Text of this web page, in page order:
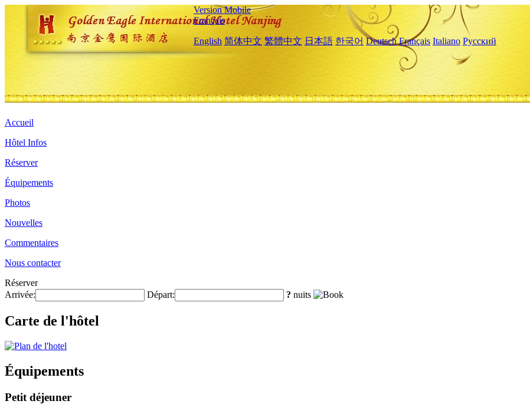
Version Mobile
Français
English 简体中文 繁體中文 日本語 한국어 Deutsch Français Italiano Русский
Accueil
Hôtel Infos
Réserver
Équipements
Photos
Nouvelles
Commentaires
Nous contacter
Réserver
Arrivée:
Départ: ? nuits
Carte de l'hôtel
Équipements
Petit déjeuner